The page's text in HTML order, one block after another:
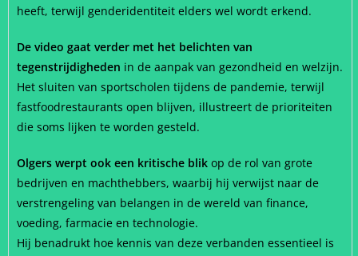
heeft, terwijl genderidentiteit elders wel wordt erkend.
De video gaat verder met het belichten van
tegenstrijdigheden in de aanpak van gezondheid en welzijn.
Het sluiten van sportscholen tijdens de pandemie, terwijl
fastfoodrestaurants open blijven, illustreert de prioriteiten
die soms lijken te worden gesteld.
Olgers werpt ook een kritische blik op de rol van grote
bedrijven en machthebbers, waarbij hij verwijst naar de
verstrengeling van belangen in de wereld van finance,
voeding, farmacie en technologie.
Hij benadrukt hoe kennis van deze verbanden essentieel is